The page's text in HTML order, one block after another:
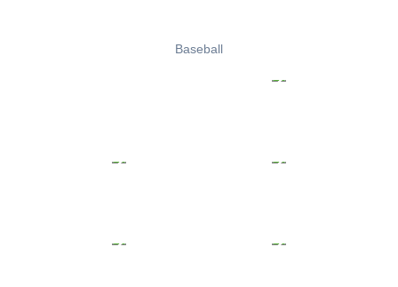
Baseball